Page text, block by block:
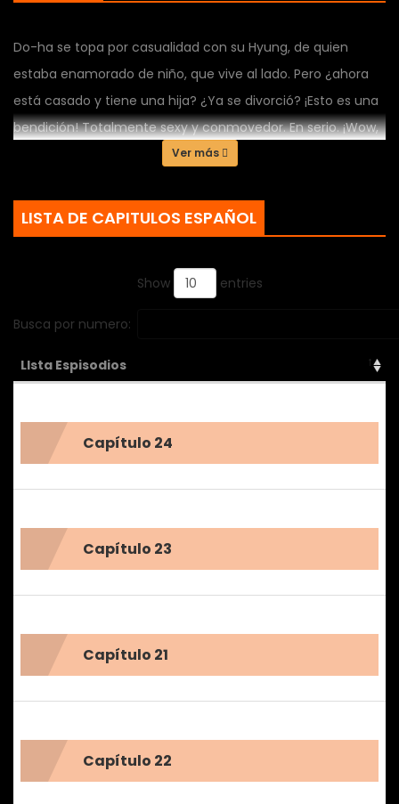
Do-ha se topa por casualidad con su Hyung, de quien
estaba enamorado de niño, que vive al lado. Pero ¿ahora
está casado y tiene una hija? ¿Ya se divorció? ¡Esto es una
bendición! Totalmente sexy y conmovedor. En serio. ¡Wow,
los hombres divorciados son lo mejor! ¡Los hombres
Ver más
LISTA DE CAPITULOS ESPAÑOL
Show entries
Busca por numero:
LIsta Espisodios
Capítulo 24
Capítulo 23
Capítulo 21
Capítulo 22